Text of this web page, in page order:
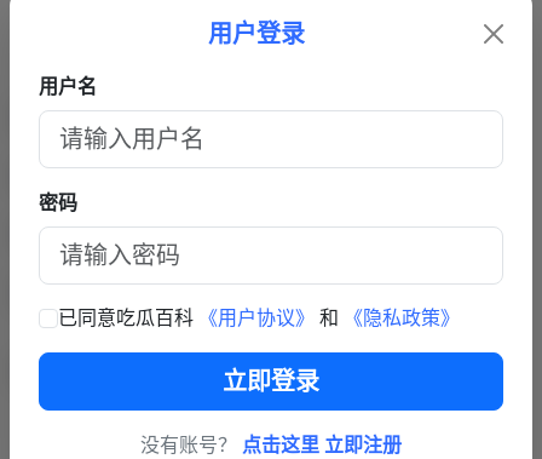
用户登录
用户名
密码
已同意吃瓜百科 《用户协议》 和 《隐私政策》
立即登录
没有账号？ 点击这里 立即注册